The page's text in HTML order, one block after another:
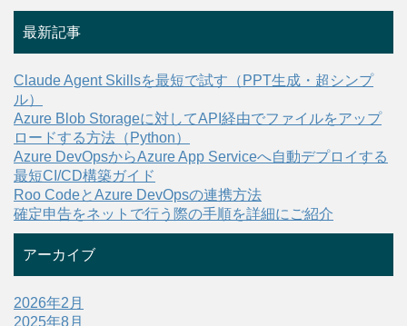
最新記事
Claude Agent Skillsを最短で試す（PPT生成・超シンプ
ル）
Azure Blob Storageに対してAPI経由でファイルをアップ
ロードする方法（Python）
Azure DevOpsからAzure App Serviceへ自動デプロイする
最短CI/CD構築ガイド
Roo CodeとAzure DevOpsの連携方法
確定申告をネットで行う際の手順を詳細にご紹介
アーカイブ
2026年2月
2025年8月